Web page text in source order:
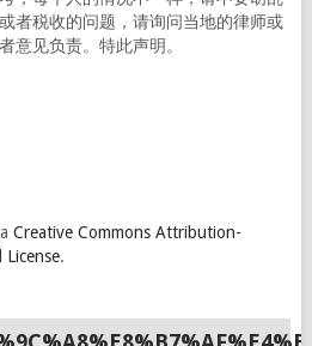
者税收的问题，请询问当地的律师或
意见负责。特此声明。
Creative Commons Attribution-
.